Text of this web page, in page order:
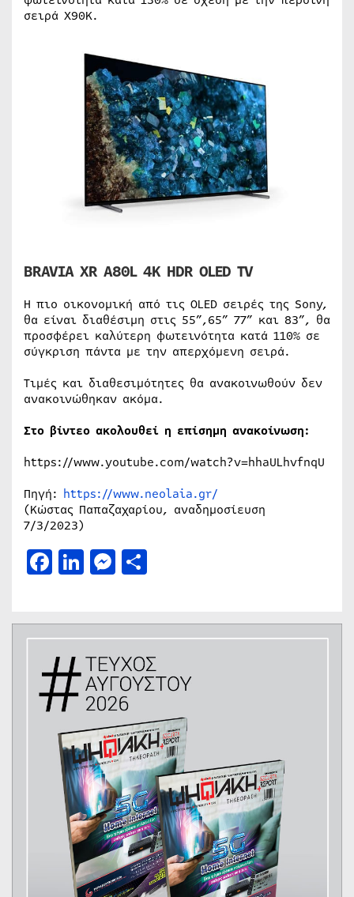
σειρά X90K.
BRAVIA XR A80L 4K HDR OLED TV
Η πιο οικονομική από τις OLED σειρές της Sony,
θα είναι διαθέσιμη στις 55”,65” 77” και 83”, θα
προσφέρει καλύτερη φωτεινότητα κατά 110% σε
σύγκριση πάντα με την απερχόμενη σειρά.
Τιμές και διαθεσιμότητες θα ανακοινωθούν δεν
ανακοινώθηκαν ακόμα.
Στο βίντεο ακολουθεί η επίσημη ανακοίνωση:
https://www.youtube.com/watch?v=hhaULhvfnqU
Πηγή: https://www.neolaia.gr/
(Κώστας Παπαζαχαρίου, αναδημοσίευση
7/3/2023)
Facebook
LinkedIn
Messenger